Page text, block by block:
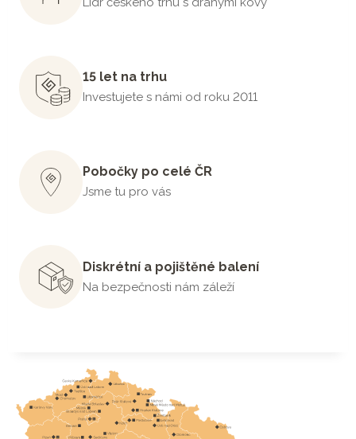
15 let na trhu
Investujete s námi od roku 2011
Pobočky po celé ČR
Jsme tu pro vás
Diskrétní a pojištěné balení
Na bezpečnosti nám záleží